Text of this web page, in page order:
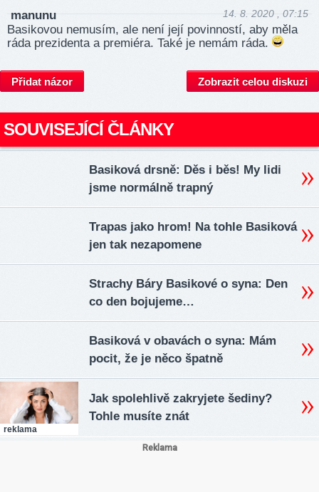
manunu 14. 8. 2020 , 07:15
Basikovou nemusím, ale není její povinností, aby měla
ráda prezidenta a premiéra. Také je nemám ráda.
Přidat názor Zobrazit celou diskuzi
SOUVISEJÍCÍ ČLÁNKY
Basiková drsně: Děs i běs! My lidi
jsme normálně trapný
Trapas jako hrom! Na tohle Basiková
jen tak nezapomene
Strachy Báry Basikové o syna: Den
co den bojujeme…
Basiková v obavách o syna: Mám
pocit, že je něco špatně
reklama
Jak spolehlivě zakryjete šediny?
Tohle musíte znát